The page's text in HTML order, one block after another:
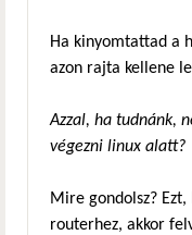
Ha kinyomtattad a
azon rajta kellene
Azzal, ha tudnánk,
végezni linux alatt?
Mire gondolsz?
routerhez, akkor